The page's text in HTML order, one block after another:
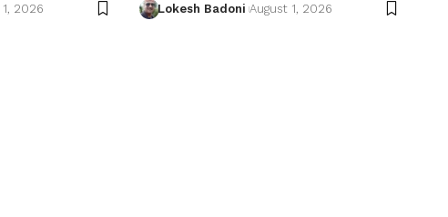
2026 Lokesh Badoni August 1, 2026